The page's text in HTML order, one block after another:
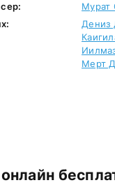
Мурат
Дениз
Мерт